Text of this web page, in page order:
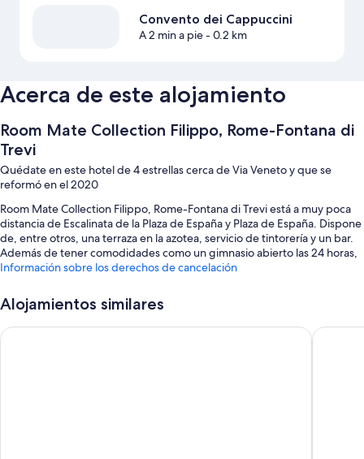
Convento dei Cappuccini
A 2 min a pie- 0.2 km
Acerca de este alojamiento
Room Mate Collection Filippo, Rome-Fontana di
Trevi
Quédate en este hotel de 4 estrellas cerca de Via Veneto y que se
reformó en el 2020
Room Mate Collection Filippo, Rome-Fontana di Trevi está a muy poca
distancia de Escalinata de la Plaza de España y Plaza de España. Dispone
de, entre otros, una terraza en la azotea, servicio de tintorería y un bar.
Además de tener comodidades como un gimnasio abierto las 24 horas,
los huéspedes también pueden conectarse al wifi gratuito de las
También hay otros servicios, como:
Desayuno bufé (de pago), asistencia turística y para la compra de
Información sobre los derechos de cancelación
Alojamientos similares
Hotel Imperiale by OMNIA hotels